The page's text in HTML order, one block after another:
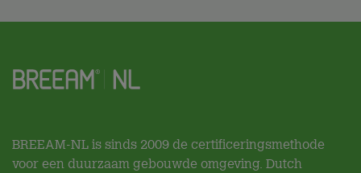
BREEAM-NL is sinds 2009 de certificeringsmethode
voor een duurzaam gebouwde omgeving. Dutch